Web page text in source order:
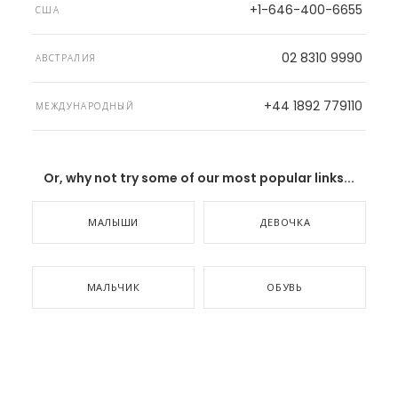
США +1-646-400-6655
АВСТРАЛИЯ 02 8310 9990
МЕЖДУНАРОДНЫЙ +44 1892 779110
Or, why not try some of our most popular links...
МАЛЫШИ ДЕВОЧКА
МАЛЬЧИК ОБУВЬ